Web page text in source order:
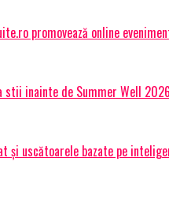
promovează online
stii inainte de Summer Well
și uscătoarele bazate pe